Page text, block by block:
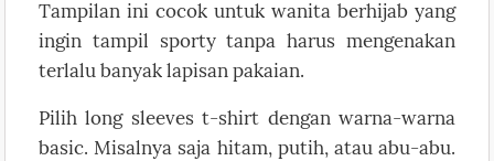
Tampilan ini cocok untuk wanita berhijab yang
ingin tampil sporty tanpa harus mengenakan
terlalu banyak lapisan pakaian.
Pilih long sleeves t-shirt dengan warna-warna
basic. Misalnya saja hitam, putih, atau abu-abu.